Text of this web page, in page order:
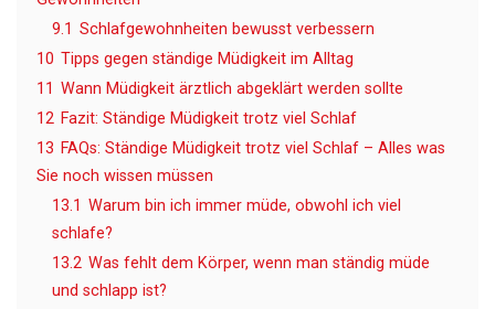
9.1 Schlafgewohnheiten bewusst verbessern
10 Tipps gegen ständige Müdigkeit im Alltag
11 Wann Müdigkeit ärztlich abgeklärt werden sollte
12 Fazit: Ständige Müdigkeit trotz viel Schlaf
13 FAQs: Ständige Müdigkeit trotz viel Schlaf – Alles was
Sie noch wissen müssen
13.1 Warum bin ich immer müde, obwohl ich viel
schlafe?
13.2 Was fehlt dem Körper, wenn man ständig müde
und schlapp ist?